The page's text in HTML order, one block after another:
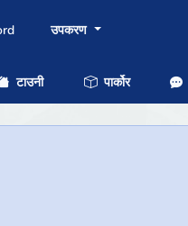
उपकरण
टाउनी पार्कोर